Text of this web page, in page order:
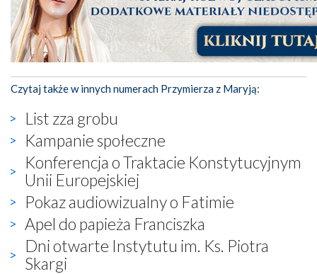
Czytaj także w innych numerach Przymierza z Maryją:
List zza grobu
Kampanie społeczne
Konferencja o Traktacie Konstytucyjnym
Unii Europejskiej
Pokaz audiowizualny o Fatimie
Apel do papieża Franciszka
Dni otwarte Instytutu im. Ks. Piotra
Skargi